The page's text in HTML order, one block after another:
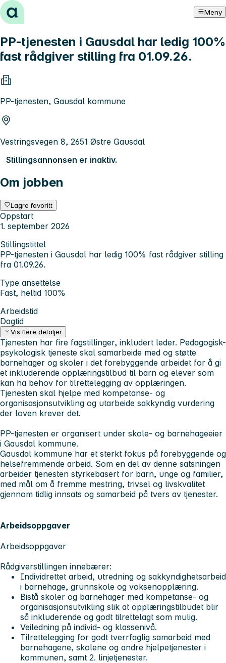
Hopp til innhold Meny
PP-tjenesten i Gausdal har ledig 100%
fast rådgiver stilling fra 01.09.26.
PP-tjenesten, Gausdal kommune
Vestringsvegen 8, 2651 Østre Gausdal
Stillingsannonsen er inaktiv.
Om jobben
Lagre favoritt
Oppstart
1. september 2026
Stillingstittel
PP-tjenesten i Gausdal har ledig 100% fast rådgiver stilling
fra 01.09.26.
Type ansettelse
Fast, heltid 100%
Arbeidstid
Dagtid
Vis flere detaljer
Tjenesten har fire fagstillinger, inkludert leder. Pedagogisk-
psykologisk tjeneste skal samarbeide med og støtte
barnehager og skoler i det forebyggende arbeidet for å gi
et inkluderende opplæringstilbud til barn og elever som
kan ha behov for tilrettelegging av opplæringen.
Tjenesten skal hjelpe med kompetanse- og
organisasjonsutvikling og utarbeide sakkyndig vurdering
der loven krever det.
PP-tjenesten er organisert under skole- og barnehageeier
i Gausdal kommune.
Gausdal kommune har et sterkt fokus på forebyggende og
helsefremmende arbeid. Som en del av denne satsningen
arbeider tjenesten styrkebasert for barn, unge og familier,
med mål om å fremme mestring, trivsel og livskvalitet
gjennom tidlig innsats og samarbeid på tvers av tjenester.
Arbeidsoppgaver
Arbeidsoppgaver
Rådgiverstillingen innebærer:
Individrettet arbeid, utredning og sakkyndighetsarbeid
i barnehage, grunnskole og voksenopplæring.
Bistå skoler og barnehager med kompetanse- og
organisasjonsutvikling slik at opplæringstilbudet blir
så inkluderende og godt tilrettelagt som mulig.
Veiledning på individ- og klassenivå.
Tilrettelegging for godt tverrfaglig samarbeid med
barnehagene, skolene og andre hjelpetjenester i
kommunen, samt 2. linjetjenester.